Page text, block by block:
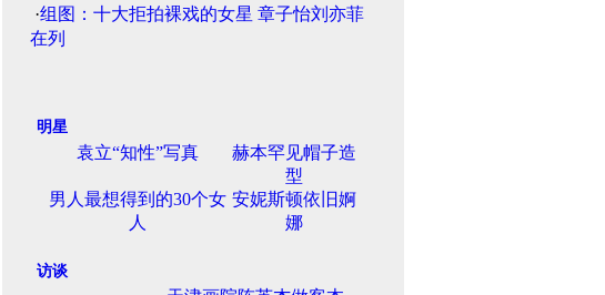
·组图：十大拒拍裸戏的女星 章子怡刘亦菲
在列
明星
袁立“知性”写真
赫本罕见帽子造
型
男人最想得到的30个女
人
安妮斯顿依旧婀
娜
访谈